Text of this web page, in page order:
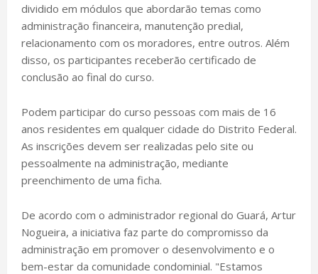
dividido em módulos que abordarão temas como
administração financeira, manutenção predial,
relacionamento com os moradores, entre outros. Além
disso, os participantes receberão certificado de
conclusão ao final do curso.
Podem participar do curso pessoas com mais de 16
anos residentes em qualquer cidade do Distrito Federal.
As inscrições devem ser realizadas pelo site ou
pessoalmente na administração, mediante
preenchimento de uma ficha.
De acordo com o administrador regional do Guará, Artur
Nogueira, a iniciativa faz parte do compromisso da
administração em promover o desenvolvimento e o
bem-estar da comunidade condominial. "Estamos